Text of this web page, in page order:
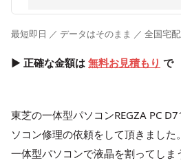
最短即日 ／ データはそのまま ／ 全国宅
▶ 正確な金額は 無料お見積もり で
東芝の一体型パソコンREGZA PC
ソコン修理の依頼をして頂きました。
一体型パソコンで液晶を割ってし